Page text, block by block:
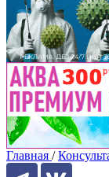
Главная /